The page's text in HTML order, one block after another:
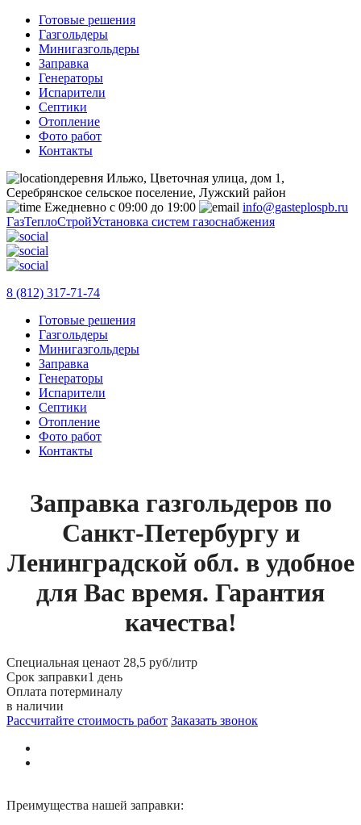
Готовые решения
Газгольдеры
Минигазгольдеры
Заправка
Генераторы
Испарители
Септики
Отопление
Фото работ
Контакты
деревня Ильжо, Цветочная улица, дом 1,
Серебрянское сельское поселение, Лужский район
Ежедневно с 09:00 до 19:00
info@gasteplospb.ru
ГазТеплоСтройУстановка систем газоснабжения
8 (812) 317-71-74
Готовые решения
Газгольдеры
Минигазгольдеры
Заправка
Генераторы
Испарители
Септики
Отопление
Фото работ
Контакты
Заправка газгольдеров по
Санкт-Петербургу и
Ленинградской обл. в удобное
для Вас время. Гарантия
качества!
Специальная ценаот 28,5 руб/литр
Срок заправки1 день
Оплата потерминалу
в наличии
Рассчитайте стоимость работ Заказать звонок
Преимущества нашей заправки: